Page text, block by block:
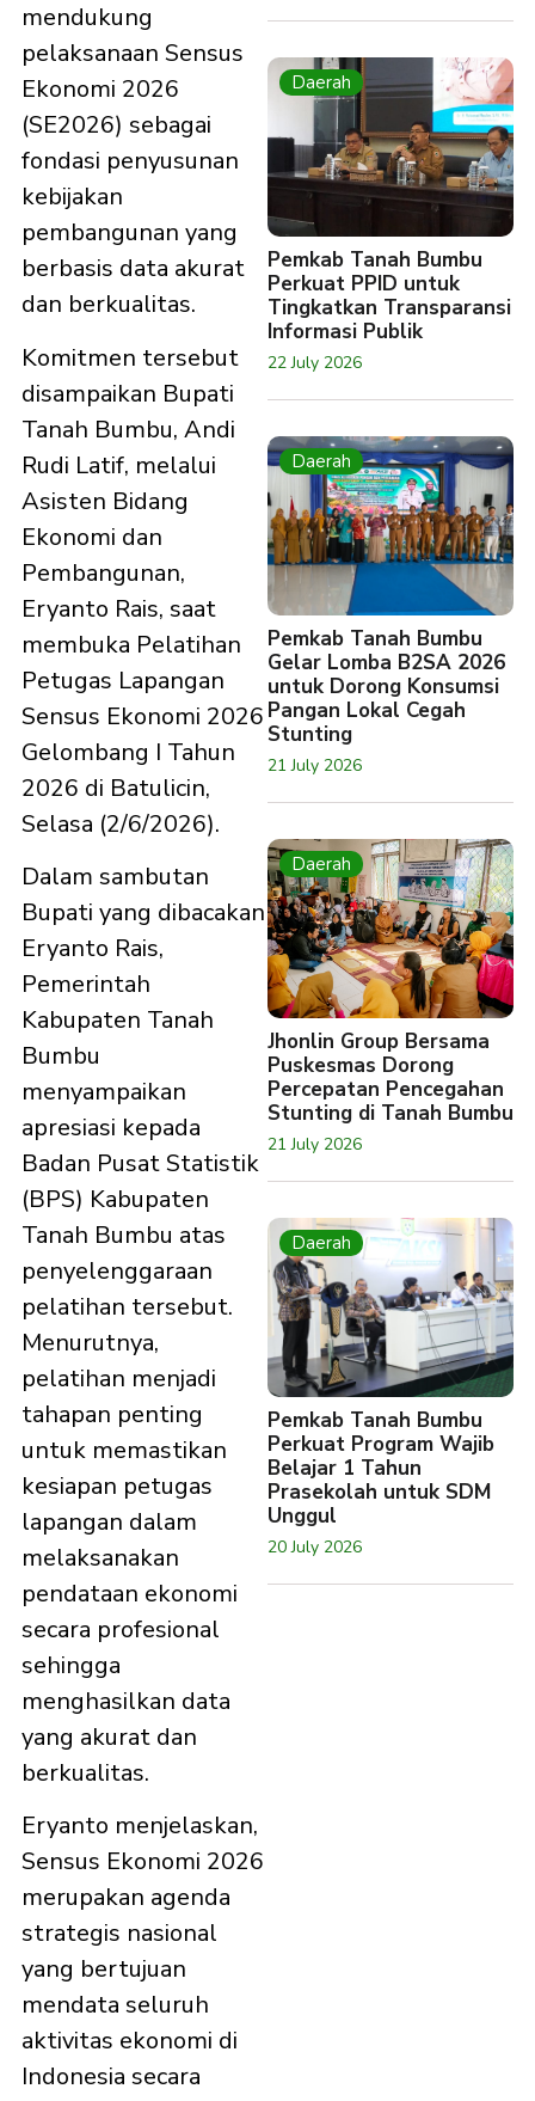
mendukung
pelaksanaan Sensus
Ekonomi 2026
(SE2026) sebagai
fondasi penyusunan
kebijakan
pembangunan yang
berbasis data akurat
dan berkualitas.
Komitmen tersebut
disampaikan Bupati
Tanah Bumbu, Andi
Rudi Latif, melalui
Asisten Bidang
Ekonomi dan
Pembangunan,
Eryanto Rais, saat
membuka Pelatihan
Petugas Lapangan
Sensus Ekonomi 2026
Gelombang I Tahun
2026 di Batulicin,
Selasa (2/6/2026).
Dalam sambutan
Bupati yang dibacakan
Eryanto Rais,
Pemerintah
Kabupaten Tanah
Bumbu
menyampaikan
apresiasi kepada
Badan Pusat Statistik
(BPS) Kabupaten
Tanah Bumbu atas
penyelenggaraan
pelatihan tersebut.
Menurutnya,
pelatihan menjadi
tahapan penting
untuk memastikan
kesiapan petugas
lapangan dalam
melaksanakan
pendataan ekonomi
secara profesional
sehingga
menghasilkan data
yang akurat dan
berkualitas.
Eryanto menjelaskan,
Sensus Ekonomi 2026
merupakan agenda
strategis nasional
yang bertujuan
mendata seluruh
aktivitas ekonomi di
Indonesia secara
Daerah
Pemkab Tanah Bumbu
Perkuat PPID untuk
Tingkatkan Transparansi
Informasi Publik
22 July 2026
Daerah
Pemkab Tanah Bumbu
Gelar Lomba B2SA 2026
untuk Dorong Konsumsi
Pangan Lokal Cegah
Stunting
21 July 2026
Daerah
Jhonlin Group Bersama
Puskesmas Dorong
Percepatan Pencegahan
Stunting di Tanah Bumbu
21 July 2026
Daerah
Pemkab Tanah Bumbu
Perkuat Program Wajib
Belajar 1 Tahun
Prasekolah untuk SDM
Unggul
20 July 2026